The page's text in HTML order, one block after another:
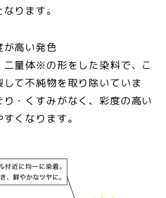
ります。
が高い発色
二量体※の形をした染料で、こ
て不純物を取り除いていま
・くすみがなく、彩度の高い
くなります。